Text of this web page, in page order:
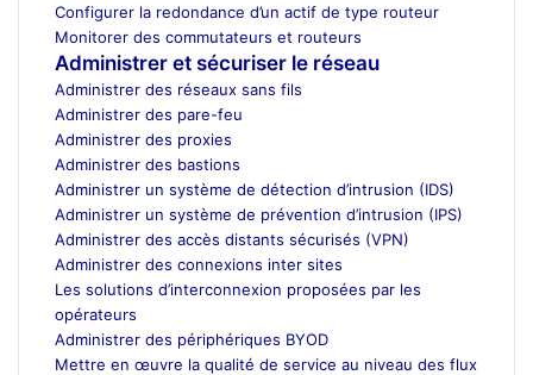
Configurer la redondance d’un actif de type routeur
Monitorer des commutateurs et routeurs
Administrer et sécuriser le réseau
Administrer des réseaux sans fils
Administrer des pare-feu
Administrer des proxies
Administrer des bastions
Administrer un système de détection d’intrusion (IDS)
Administrer un système de prévention d’intrusion (IPS)
Administrer des accès distants sécurisés (VPN)
Administrer des connexions inter sites
Les solutions d’interconnexion proposées par les
opérateurs
Administrer des périphériques BYOD
Mettre en œuvre la qualité de service au niveau des flux